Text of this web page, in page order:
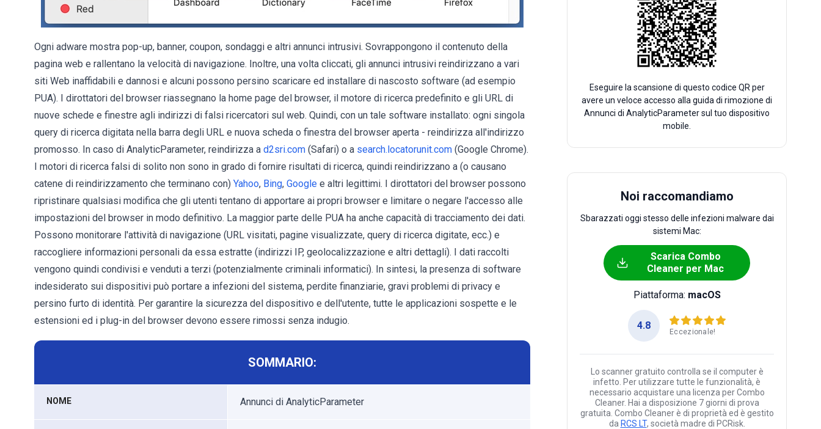
Ogni adware mostra pop-up, banner, coupon, sondaggi e altri annunci intrusivi. Sovrappongono il contenuto della
pagina web e rallentano la velocità di navigazione. Inoltre, una volta cliccati, gli annunci intrusivi reindirizzano a vari
siti Web inaffidabili e dannosi e alcuni possono persino scaricare ed installare di nascosto software (ad esempio
PUA). I dirottatori del browser riassegnano la home page del browser, il motore di ricerca predefinito e gli URL di
nuove schede e finestre agli indirizzi di falsi ricercatori sul web. Quindi, con un tale software installato: ogni singola
query di ricerca digitata nella barra degli URL e nuova scheda o finestra del browser aperta - reindirizza all'indirizzo
promosso. In caso di AnalyticParameter, reindirizza a d2sri.com (Safari) o a search.locatorunit.com (Google Chrome).
I motori di ricerca falsi di solito non sono in grado di fornire risultati di ricerca, quindi reindirizzano a (o causano
catene di reindirizzamento che terminano con) Yahoo, Bing, Google e altri legittimi. I dirottatori del browser possono
ripristinare qualsiasi modifica che gli utenti tentano di apportare ai propri browser e limitare o negare l'accesso alle
impostazioni del browser in modo definitivo. La maggior parte delle PUA ha anche capacità di tracciamento dei dati.
Possono monitorare l'attività di navigazione (URL visitati, pagine visualizzate, query di ricerca digitate, ecc.) e
raccogliere informazioni personali da essa estratte (indirizzi IP, geolocalizzazione e altri dettagli). I dati raccolti
vengono quindi condivisi e venduti a terzi (potenzialmente criminali informatici). In sintesi, la presenza di software
indesiderato sui dispositivi può portare a infezioni del sistema, perdite finanziarie, gravi problemi di privacy e
persino furto di identità. Per garantire la sicurezza del dispositivo e dell'utente, tutte le applicazioni sospette e le
estensioni ed i plug-in del browser devono essere rimossi senza indugio.
SOMMARIO:
NOME Annunci di AnalyticParameter
Eseguire la scansione di questo codice QR per
avere un veloce accesso alla guida di rimozione di
Annunci di AnalyticParameter sul tuo dispositivo
mobile.
Noi raccomandiamo
Sbarazzati oggi stesso delle infezioni malware dai
sistemi Mac:
Scarica Combo
Cleaner per Mac
Piattaforma: macOS
4.8
Eccezionale!
Lo scanner gratuito controlla se il computer è
infetto. Per utilizzare tutte le funzionalità, è
necessario acquistare una licenza per Combo
Cleaner. Hai a disposizione 7 giorni di prova
gratuita. Combo Cleaner è di proprietà ed è gestito
da RCS LT, società madre di PCRisk.